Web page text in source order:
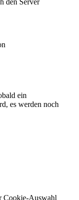
ein
es werden noch
Cookie-Auswahl